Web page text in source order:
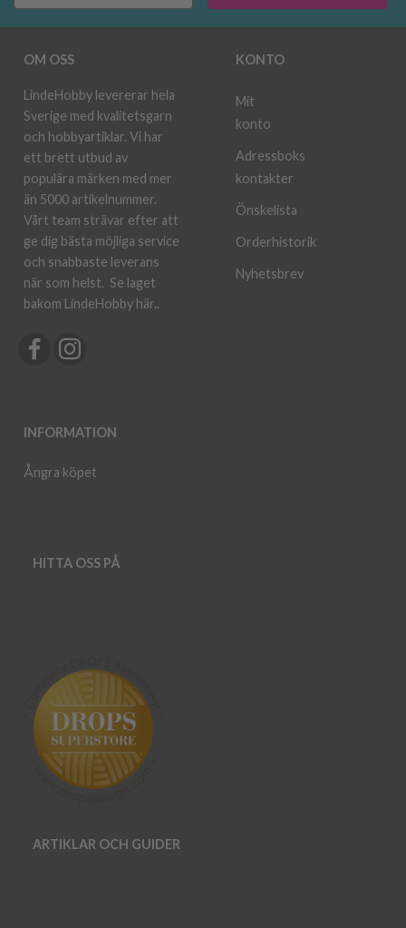
OM OSS
LindeHobby levererar hela
Sverige med kvalitetsgarn
och hobbyartiklar. Vi har
ett brett utbud av
populära märken med mer
än 5000 artikelnummer.
Vårt team strävar efter att
ge dig bästa möjliga service
och snabbaste leverans
när som helst. Se laget
bakom LindeHobby här..
INFORMATION
Ångra köpet
KONTO
Mit
konto
Adressboks
kontakter
Önskelista
Orderhistorik
Nyhetsbrev
HITTA OSS PÅ
ARTIKLAR OCH GUIDER